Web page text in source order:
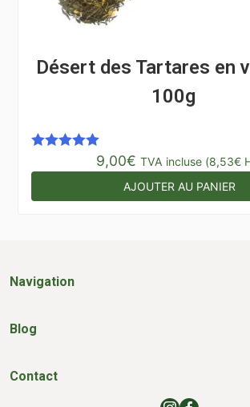
Désert des Tartares en
100g
9,00€ TVA incluse (8,53€
AJOUTER AU PANIER
Navigation
Blog
Contact